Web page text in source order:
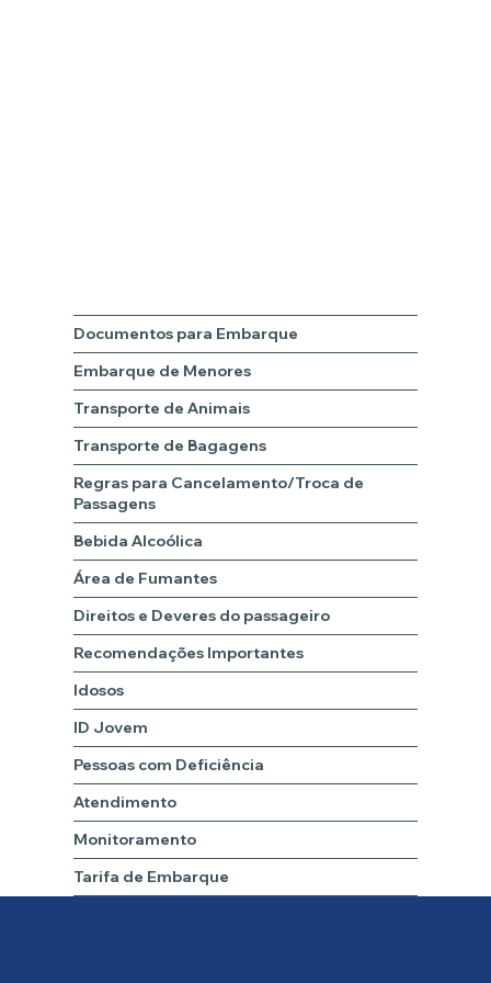
Documentos para Embarque
Embarque de Menores
Transporte de Animais
Transporte de Bagagens
Regras para Cancelamento/Troca de
Passagens
Bebida Alcoólica
Área de Fumantes
Direitos e Deveres do passageiro
Recomendações Importantes
Idosos
ID Jovem
Pessoas com Deficiência
Atendimento
Monitoramento
Tarifa de Embarque